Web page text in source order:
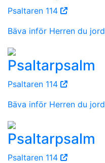
Psaltaren 114
Bäva inför Herren du jord
Psaltarpsalm
Psaltaren 114
Bäva inför Herren du jord
Psaltarpsalm
Psaltaren 114